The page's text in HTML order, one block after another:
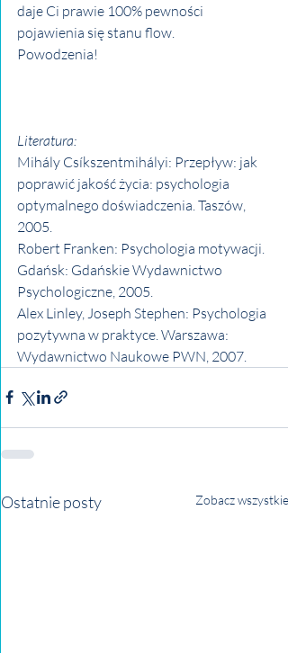
daje Ci prawie 100% pewności
pojawienia się stanu flow.
Powodzenia!
Literatura:
Mihály Csíkszentmihályi: Przepływ: jak
poprawić jakość życia: psychologia
optymalnego doświadczenia. Taszów,
2005.
Robert Franken: Psychologia motywacji.
Gdańsk: Gdańskie Wydawnictwo
Psychologiczne, 2005.
Alex Linley, Joseph Stephen: Psychologia
pozytywna w praktyce. Warszawa:
Wydawnictwo Naukowe PWN, 2007.
Ostatnie posty Zobacz wszystkie